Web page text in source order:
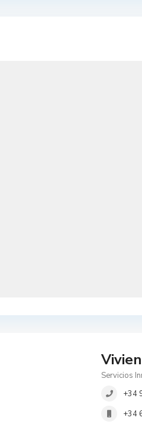
Servicios
+34
+34